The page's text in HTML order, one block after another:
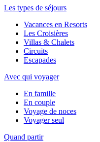
Les types de séjours
Vacances en Resorts
Les Croisières
Villas & Chalets
Circuits
Escapades
Avec qui voyager
En famille
En couple
Voyage de noces
Voyager seul
Quand partir